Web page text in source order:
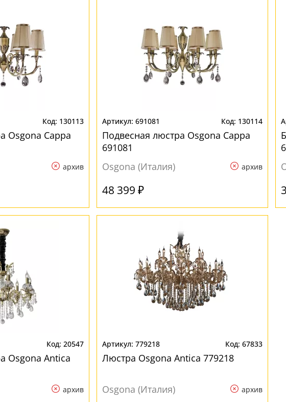
130113
Osgona Cappa
архив
691081 130114
Подвесная люстра Osgona Cappa
691081
Osgona (Италия)
архив
48 399 ₽
20547
Osgona Antica
архив
779218 67833
Люстра Osgona Antica 779218
Osgona (Италия) архив